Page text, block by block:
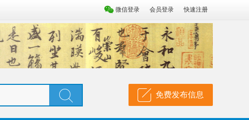
微信登录 会员登录 快速注册
免费发布信息